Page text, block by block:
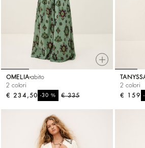
OMELIA abito
2 colori
€ 335
-30%
€ 234,50
2 colori
€ 159